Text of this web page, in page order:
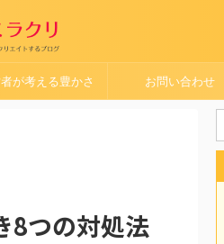
が考える豊かさ お問い合わせ
8つの対処法